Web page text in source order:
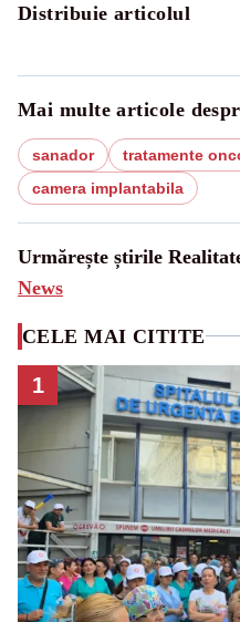
Distribuie articolul
Mai multe articole
sanador tratamente
camera implantabila
Urmărește știrile
News
CELE MAI CITITE
1